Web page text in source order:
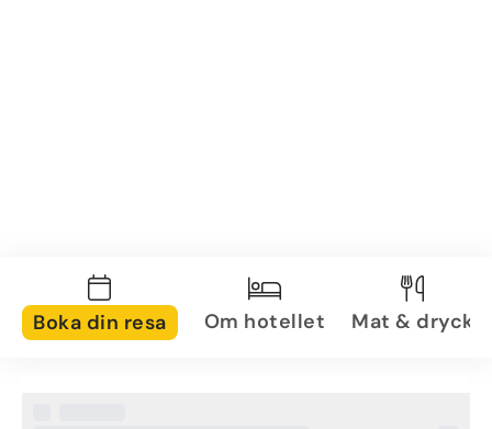
Boka din resa Om hotellet Mat & dryck